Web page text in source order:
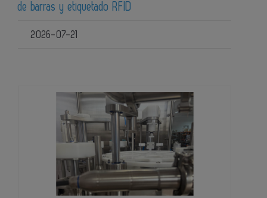
de barras y etiquetado RFID
2026-07-21